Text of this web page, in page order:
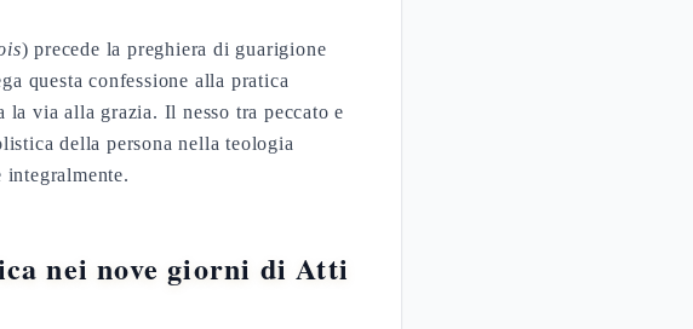
) precede la preghiera di guarigione
questa confessione alla pratica
via alla grazia. Il nesso tra peccato e
della persona nella teologia
nei nove giorni di Atti